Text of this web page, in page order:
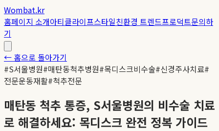
Wombat.kr
홈페이지 소개아티클라이프스타일친환경 트렌드프로덕트문의하
기
← 홈으로 돌아가기
#S서울병원#매탄동척추병원#목디스크비수술#신경주사치료#
전문운동재활#척추전문
매탄동 척추 통증, S서울병원의 비수술 치료
로 해결하세요: 목디스크 완전 정복 가이드